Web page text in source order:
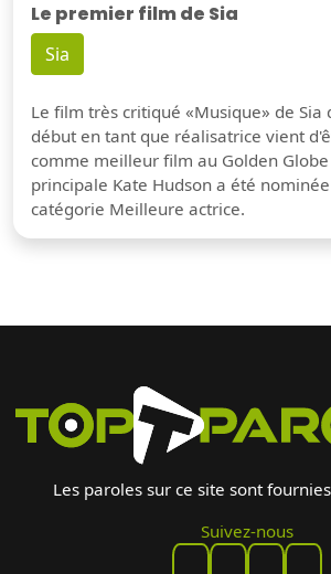
Le premier film de Sia
Sia
Le film très critiqué «Musique» de Sia
début en tant que réalisatrice vient
comme meilleur film au Golden Globe
principale Kate Hudson a été
catégorie Meilleure actrice.
Les paroles sur ce site sont
Suivez-nous